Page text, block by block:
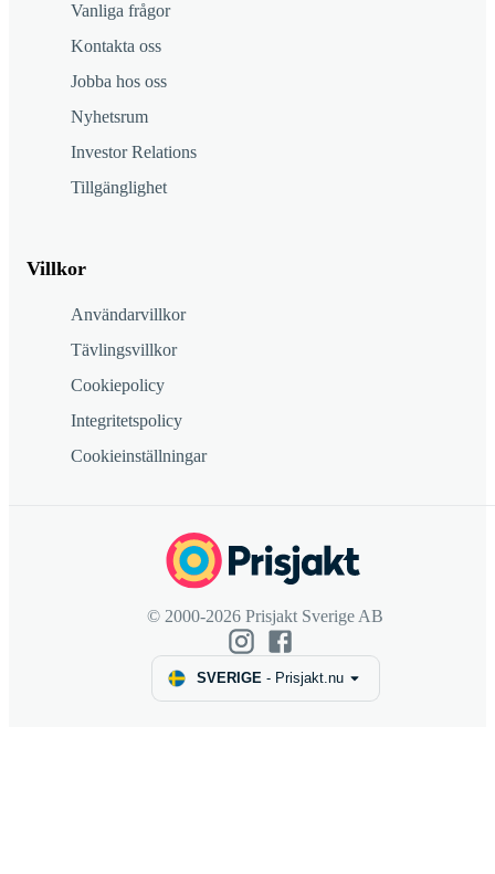
Vanliga frågor
Kontakta oss
Jobba hos oss
Nyhetsrum
Investor Relations
Tillgänglighet
Villkor
Användarvillkor
Tävlingsvillkor
Cookiepolicy
Integritetspolicy
Cookieinställningar
© 2000-2026 Prisjakt Sverige AB
SVERIGE- Prisjakt.nu